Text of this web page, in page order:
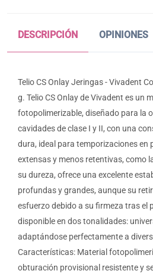
DESCRIPCIÓN OPINIONES
Telio CS Onlay Jeringas - Vivadent
g. Telio CS Onlay de Vivadent es un
fotopolimerizable, diseñado para la
cavidades de clase I y II, con una
dura, ideal para temporizaciones en
extensas y menos retentivas, como
su dureza, ofrece una excelente
profundas y grandes, aunque su
esfuerzo debido a su firmeza tras el
disponible en dos tonalidades:
adaptándose perfectamente a
Características: Material
obturación provisional resistente y